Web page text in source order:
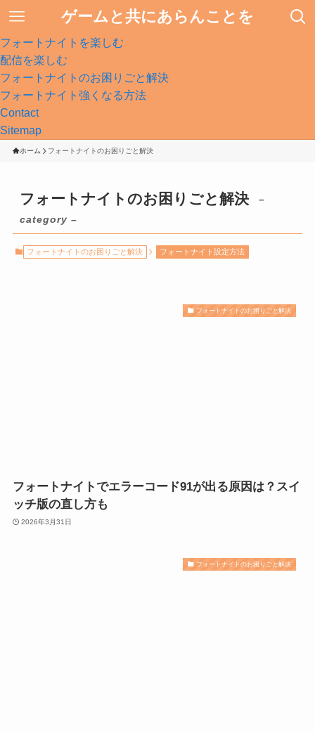
ゲームと共にあらんことを
フォートナイトを楽しむ
配信を楽しむ
フォートナイトのお困りごと解決
フォートナイト強くなる方法
Contact
Sitemap
ホーム フォートナイトのお困りごと解決
フォートナイトのお困りごと解決
–
category –
フォートナイトのお困りごと解決 フォートナイト設定方法
フォートナイトのお困りごと解決
フォートナイトでエラーコード91が出る原因は？スイ
ッチ版の直し方も
2026年3月31日
フォートナイトのお困りごと解決